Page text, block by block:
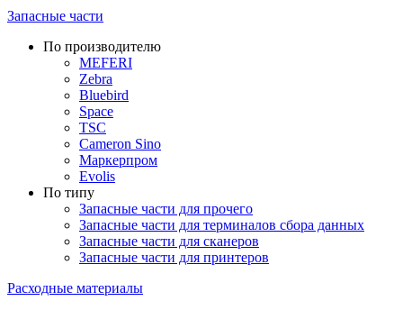
Запасные части
По производителю
MEFERI
Zebra
Bluebird
Space
TSC
Cameron Sino
Маркерпром
Evolis
По типу
Запасные части для прочего
Запасные части для терминалов сбора данных
Запасные части для сканеров
Запасные части для принтеров
Расходные материалы